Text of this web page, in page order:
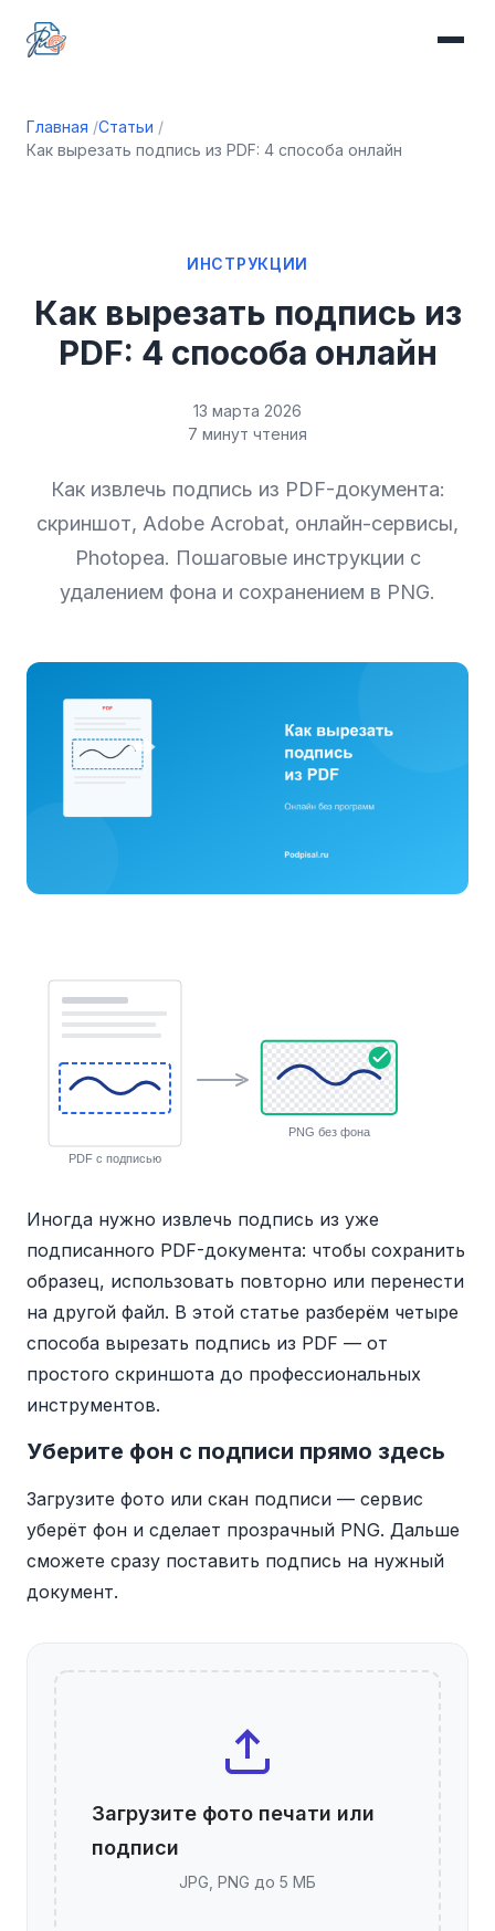
Главная Статьи
Как вырезать подпись из PDF: 4 способа онлайн
ИНСТРУКЦИИ
Как вырезать подпись из
PDF: 4 способа онлайн
13 марта 2026
7 минут чтения
Как извлечь подпись из PDF-документа:
скриншот, Adobe Acrobat, онлайн-сервисы,
Photopea. Пошаговые инструкции с
удалением фона и сохранением в PNG.
PDF с подписью
PNG без фона
Иногда нужно извлечь подпись из уже
подписанного PDF-документа: чтобы сохранить
образец, использовать повторно или перенести
на другой файл. В этой статье разберём четыре
способа вырезать подпись из PDF — от
простого скриншота до профессиональных
инструментов.
Уберите фон с подписи прямо здесь
Загрузите фото или скан подписи — сервис
уберёт фон и сделает прозрачный PNG. Дальше
сможете сразу поставить подпись на нужный
документ.
Загрузите фото печати или
подписи
JPG, PNG до 5 МБ